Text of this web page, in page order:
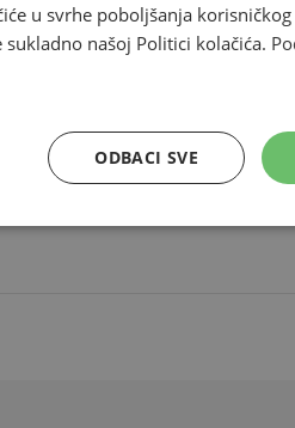
u svrhe poboljšanja
našoj Politici kolačića.
ODBACI SVE